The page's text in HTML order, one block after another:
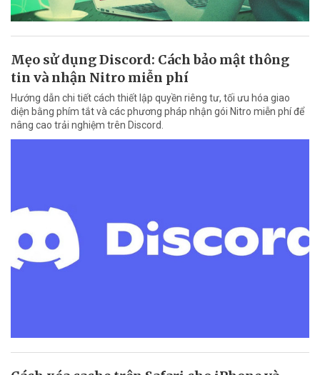
Mẹo sử dụng Discord: Cách bảo mật thông
tin và nhận Nitro miễn phí
Hướng dẫn chi tiết cách thiết lập quyền riêng tư, tối ưu hóa giao
diện bằng phím tắt và các phương pháp nhận gói Nitro miễn phí để
nâng cao trải nghiệm trên Discord.